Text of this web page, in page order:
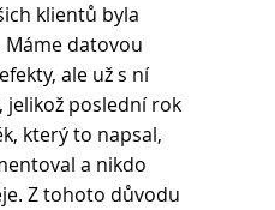
klientů byla
datovou
ale už s ní
jelikož poslední rok
který to napsal,
a nikdo
Z tohoto důvodu